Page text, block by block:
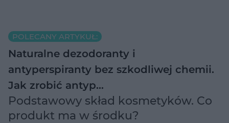
POLECANY ARTYKUŁ:
Naturalne dezodoranty i
antyperspiranty bez szkodliwej chemii.
Jak zrobić antyp…
Podstawowy skład kosmetyków. Co
produkt ma w środku?